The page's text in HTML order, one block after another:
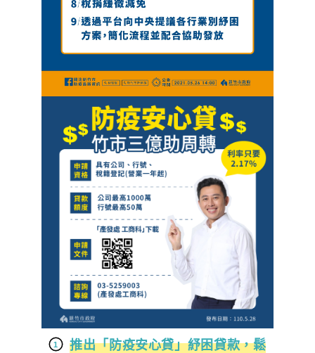
推出「防疫安心貸」紓困貸款，鬆